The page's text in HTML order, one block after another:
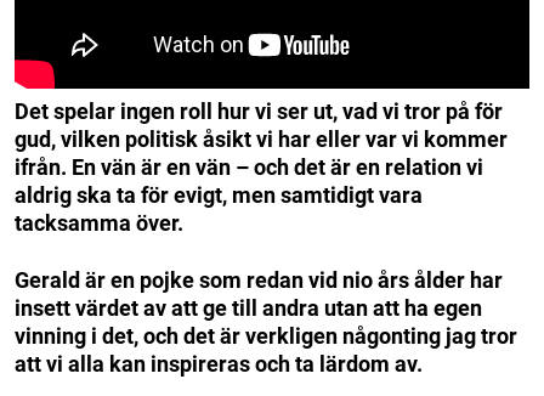
Det spelar ingen roll hur vi ser ut, vad vi tror på för
gud, vilken politisk åsikt vi har eller var vi kommer
ifrån. En vän är en vän – och det är en relation vi
aldrig ska ta för evigt, men samtidigt vara
tacksamma över.
Gerald är en pojke som redan vid nio års ålder har
insett värdet av att ge till andra utan att ha egen
vinning i det, och det är verkligen någonting jag tror
att vi alla kan inspireras och ta lärdom av.